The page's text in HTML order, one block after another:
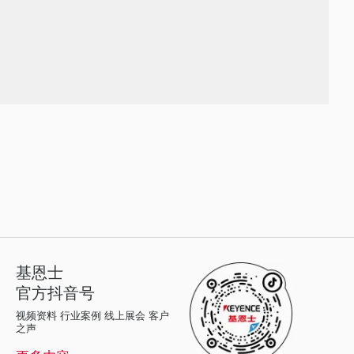
基恩士
官方抖音号
视频资料 行业案例 线上展会 客户
之声